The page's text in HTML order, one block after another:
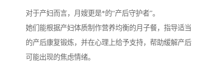
对于产妇而言，月嫂更是*的“产后守护者”。
她们能根据产妇体质制作营养均衡的月子餐，指导适当
的产后康复锻炼，并在心理上给予支持，帮助缓解产后
可能出现的焦虑情绪。